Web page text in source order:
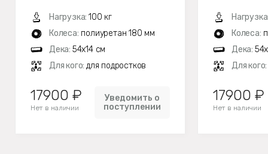
Нагрузка: 100 кг
Колеса: полиуретан 180 мм
Дека: 54x14 см
Для кого: для подростков
17900 ₽
Нет в наличии
Уведомить о
поступлении
Колеса:
Дека:
Для кого:
17900 ₽
Нет в наличии